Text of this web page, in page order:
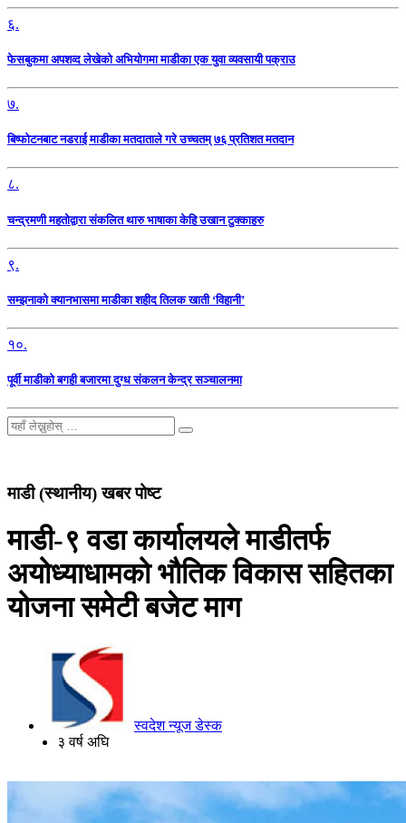
६.
फेसबुकमा अपशव्द लेखेको अभियोगमा माडीका एक युवा व्यवसायी पक्राउ
७.
बिष्फोटनबाट नडराई माडीका मतदाताले गरे उच्चतम् ७६ प्रतिशत मतदान
८.
चन्द्रमणी महतोद्वारा संकलित थारु भाषाका केहि उखान टुक्काहरु
९.
सम्झनाको क्यानभासमा माडीका शहीद तिलक खाती ‘विहानी’
१०.
पूर्वी माडीको बगही बजारमा दुग्ध संकलन केन्द्र सञ्चालनमा
माडी (स्थानीय) खबर पोष्ट
माडी-९ वडा कार्यालयले माडीतर्फ
अयोध्याधामको भौतिक विकास सहितका
योजना समेटी बजेट माग
स्वदेश न्यूज डेस्क
३ वर्ष अघि